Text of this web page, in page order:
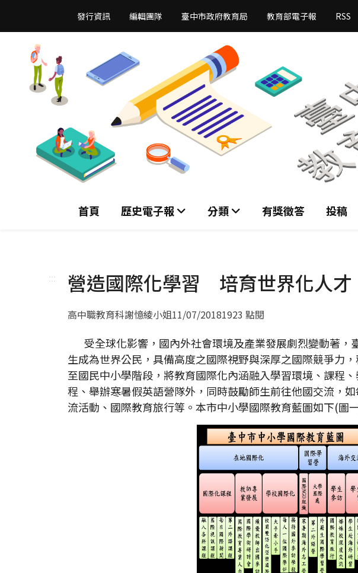
主
發行資訊 編輯團隊 臺中市政府教育局 教育部電子報 RSS
首頁 歷史電子報 分類 有獎徵答 投稿
::: 營造國際化學習 培育世界化人才
高中職教育科謝憶綾小姐11/07/20181923 點閱
受全球化影響，國內外社會環境及產業發展劇烈變動著，
生成為世界公民，具備高度之國際視野與深厚之國際競爭力
至國民中小學階段，將教育國際化內涵融入學習環境、課程
程、舉辦寒暑假英語營隊外，同時鼓勵師生前往他國交流，
流活動、國際教育旅行等。本市中小學國際教育藍圖如下(圖